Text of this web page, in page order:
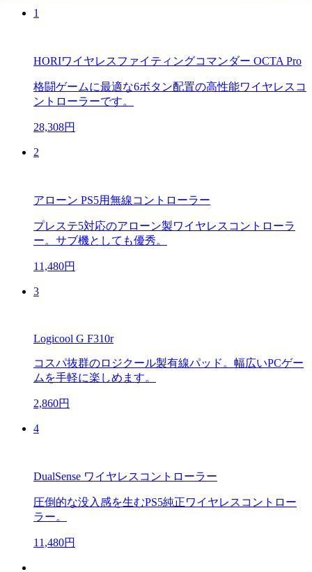
1
HORIワイヤレスファイティングコマンダー OCTA Pro
格闘ゲームに最適な6ボタン配置の高性能ワイヤレスコ
ントローラーです。
28,308円
2
アローン PS5用無線コントローラー
プレステ5対応のアローン製ワイヤレスコントローラ
ー。サブ機としても優秀。
11,480円
3
Logicool G F310r
コスパ抜群のロジクール製有線パッド。幅広いPCゲー
ムを手軽に楽しめます。
2,860円
4
DualSense ワイヤレスコントローラー
圧倒的な没入感を生むPS5純正ワイヤレスコントロー
ラー。
11,480円